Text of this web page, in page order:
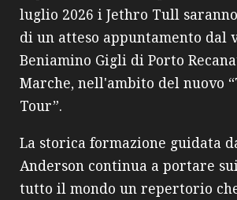
luglio 2026 i Jethro Tull
di un atteso appuntamento dal
Beniamino Gigli di Porto
Marche, nell'ambito del nuovo
Tour”.
La storica formazione guidata
Anderson continua a portare
tutto il mondo un repertorio